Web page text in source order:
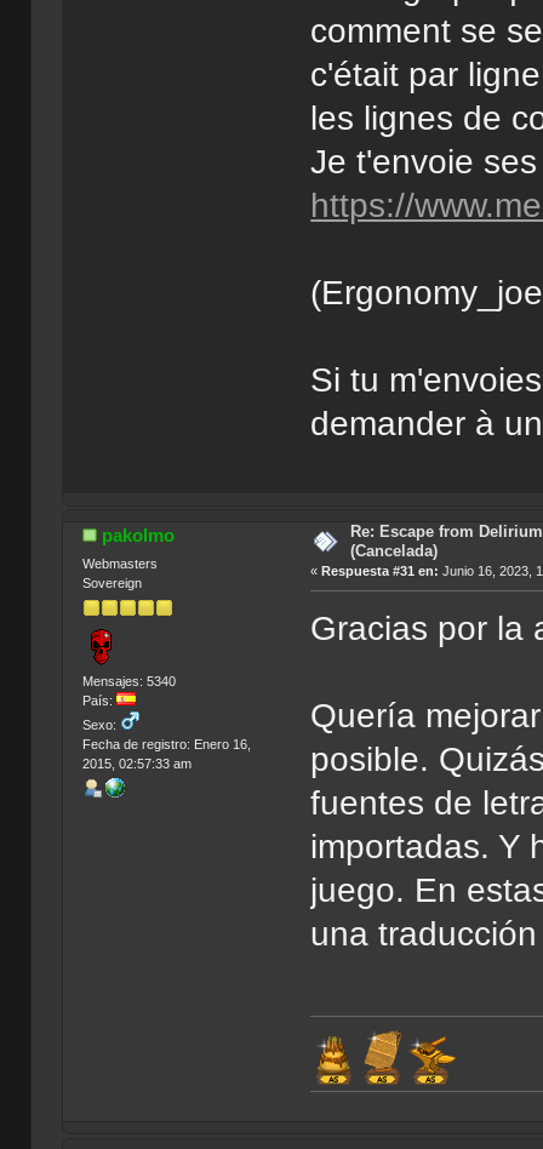
comment se
c'était par
les lignes de
Je t'envoie
https://
Si tu
demander à
pakolmo
Webmasters
Sovereign
Mensajes: 5340
País:
Sexo:
Fecha de registro: Enero 16,
2015, 02:57:33 am
Re: Escape from
(Cancelada)
« Respuesta #31 en: Junio 16, 2023,
Gracias por la
Quería
posible.
fuentes de
importadas. Y
juego. En
una